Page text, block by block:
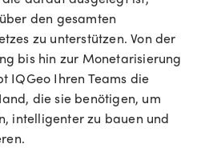
den gesamten
zu unterstützen. Von der
bis hin zur Monetarisierung
IQGeo Ihren Teams die
die sie benötigen, um
intelligenter zu bauen und